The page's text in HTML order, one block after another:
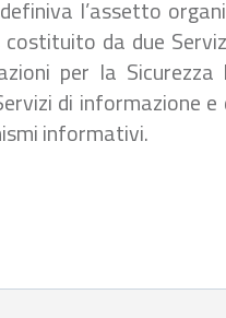
l’assetto
da due
per la Sicurezza
di informazione e
informativi.